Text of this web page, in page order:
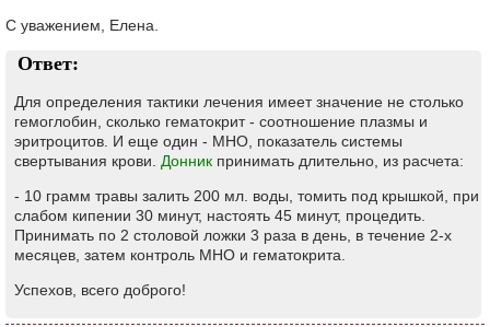
С уважением, Елена.
Ответ:
Для определения тактики лечения имеет значение не столько
гемоглобин, сколько гематокрит - соотношение плазмы и
эритроцитов. И еще один - МНО, показатель системы
свертывания крови. Донник принимать длительно, из расчета:
- 10 грамм травы залить 200 мл. воды, томить под крышкой, при
слабом кипении 30 минут, настоять 45 минут, процедить.
Принимать по 2 столовой ложки 3 раза в день, в течение 2-х
месяцев, затем контроль МНО и гематокрита.
Успехов, всего доброго!